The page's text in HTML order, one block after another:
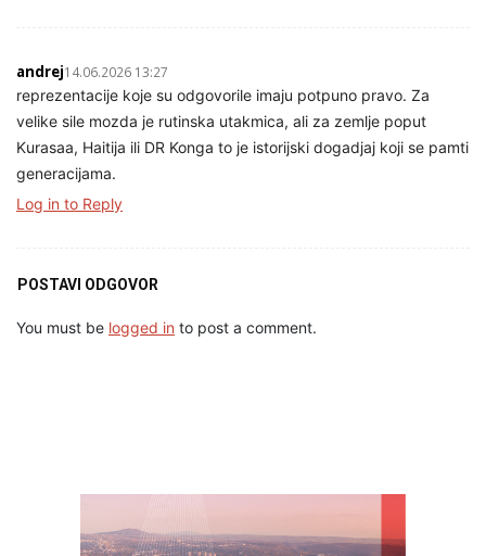
andrej14.06.2026 13:27
reprezentacije koje su odgovorile imaju potpuno pravo. Za
velike sile mozda je rutinska utakmica, ali za zemlje poput
Kurasaa, Haitija ili DR Konga to je istorijski dogadjaj koji se pamti
generacijama.
Log in to Reply
POSTAVI ODGOVOR
You must be logged in to post a comment.